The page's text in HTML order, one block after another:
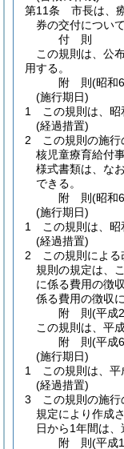
第11条
市長は、
券の交付につい
付 則
この規則は、公
用する。
附 則(昭和
(施行期日)
1
この規則は、昭
(経過措置)
2
この規則の施
核児童療育給付
様式書類は、な
できる。
附 則(昭和
(施行期日)
1
この規則は、昭
(経過措置)
2
この規則によ
規則の規定は、
に係る費用の徴
係る費用の徴収
附 則(平成
この規則は、平
附 則(平成
(施行期日)
1
この規則は、平
(経過措置)
3
この規則の施行
規定により作成
日から1年間は、
附 則(平成